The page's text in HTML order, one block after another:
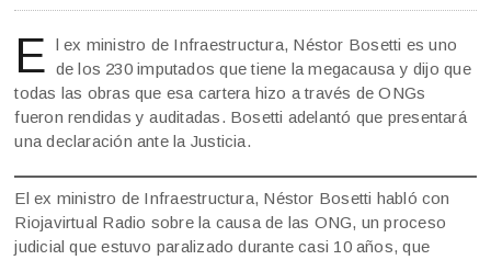
E l ex ministro de Infraestructura, Néstor Bosetti es uno
de los 230 imputados que tiene la megacausa y dijo que
todas las obras que esa cartera hizo a través de ONGs
fueron rendidas y auditadas. Bosetti adelantó que presentará
una declaración ante la Justicia.
El ex ministro de Infraestructura, Néstor Bosetti habló con
Riojavirtual Radio sobre la causa de las ONG, un proceso
judicial que estuvo paralizado durante casi 10 años, que